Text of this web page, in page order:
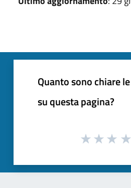
Quanto sono chiare
su questa pagina?